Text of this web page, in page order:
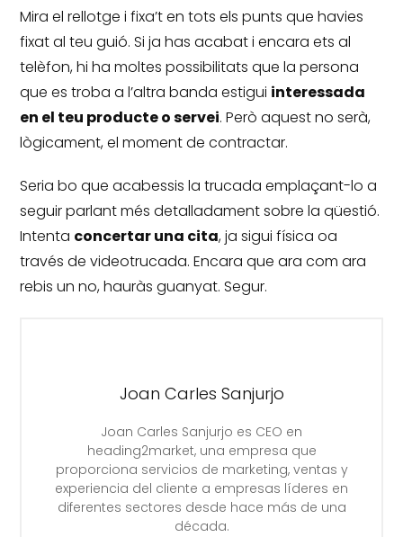
Mira el rellotge i fixa’t en tots els punts que havies
fixat al teu guió.Si ja has acabat i encara ets al
telèfon, hi ha moltes possibilitats que la persona
que es troba a l’altra banda estigui interessada
en el teu producte o servei.Però aquest no serà,
lògicament, el moment de contractar.
Seria bo que acabessis la trucada emplaçant-lo a
seguir parlant més detalladament sobre la qüestió.
Intenta concertar una cita, ja sigui física oa
través de videotrucada.Encara que ara com ara
rebis un no, hauràs guanyat.Segur.
Joan Carles Sanjurjo
Joan Carles Sanjurjo es CEO en
heading2market, una empresa que
proporciona servicios de marketing, ventas y
experiencia del cliente a empresas líderes en
diferentes sectores desde hace más de una
década.